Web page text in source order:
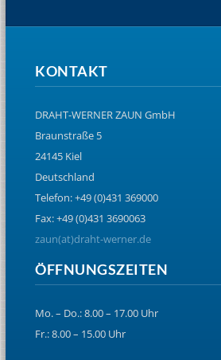
KONTAKT
DRAHT-WERNER ZAUN GmbH
Braunstraße 5
24145 Kiel
Deutschland
Telefon: +49 (0)431 369000
Fax: +49 (0)431 3690063
zaun(at)draht-werner.de
ÖFFNUNGSZEITEN
Mo. – Do.: 8.00 – 17.00 Uhr
Fr.: 8.00 – 15.00 Uhr